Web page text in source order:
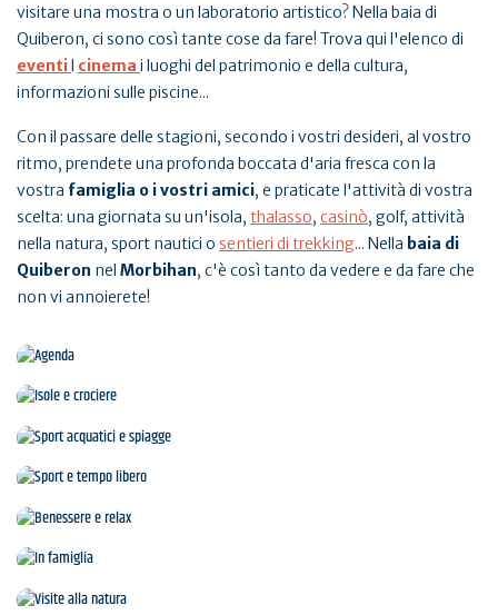
visitare una mostra o un laboratorio artistico? Nella baia di
Quiberon, ci sono così tante cose da fare! Trova qui l'elenco di
eventil cinema i luoghi del patrimonio e della cultura,
informazioni sulle piscine...
Con il passare delle stagioni, secondo i vostri desideri, al vostro
ritmo, prendete una profonda boccata d'aria fresca con la
vostra famiglia o i vostri amici, e praticate l'attività di vostra
scelta: una giornata su un'isola, thalasso, casinò, golf, attività
nella natura, sport nautici o sentieri di trekking... Nella baia di
Quiberon nel Morbihan, c'è così tanto da vedere e da fare che
non vi annoierete!